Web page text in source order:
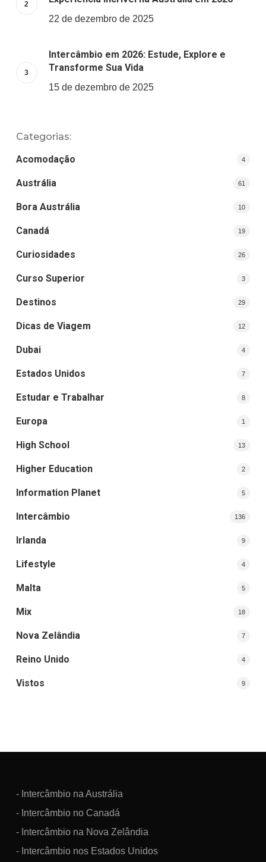
22 de dezembro de 2025
Intercâmbio em 2026: Estude, Explore e
Transforme Sua Vida
15 de dezembro de 2025
Categorias:
Acomodação
4
Austrália 61
Bora Austrália 10
Canadá 19
Curiosidades 26
Curso Superior 3
Destinos 29
Dicas de Viagem 12
Dubai 4
Estados Unidos 7
Estudar e Trabalhar 8
Europa 1
High School 13
Higher Education 2
Information Planet 5
Intercâmbio 136
Irlanda 9
Lifestyle 4
Malta 5
Mix 18
Nova Zelândia 7
Reino Unido 4
Vistos 9
- Intercâmbio na Austrália
- Intercâmbio no Canadá
- Intercâmbio na Nova Zelândia
- Intercâmbio nos Estados Unidos